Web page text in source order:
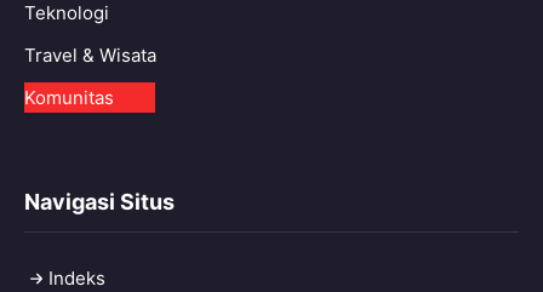
Teknologi
Travel & Wisata
Komunitas
Navigasi Situs
Indeks